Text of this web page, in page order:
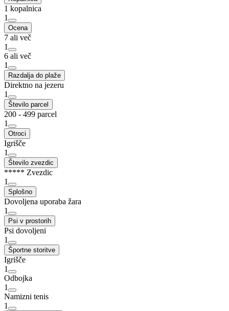
1 kopalnica
1
Ocena
7 ali več
1
6 ali več
1
Razdalja do plaže
Direktno na jezeru
1
Število parcel
200 - 499 parcel
1
Otroci
Igrišče
1
Število zvezdic
***** Zvezdic
1
Splošno
Dovoljena uporaba žara
1
Psi v prostorih
Psi dovoljeni
1
Športne storitve
Igrišče
1
Odbojka
1
Namizni tenis
1